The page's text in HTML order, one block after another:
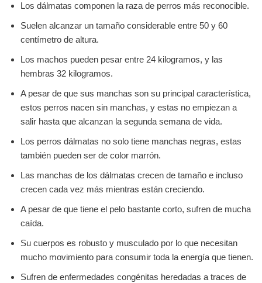
Los dálmatas componen la raza de perros más reconocible.
Suelen alcanzar un tamaño considerable entre 50 y 60
centímetro de altura.
Los machos pueden pesar entre 24 kilogramos, y las
hembras 32 kilogramos.
A pesar de que sus manchas son su principal característica,
estos perros nacen sin manchas, y estas no empiezan a
salir hasta que alcanzan la segunda semana de vida.
Los perros dálmatas no solo tiene manchas negras, estas
también pueden ser de color marrón.
Las manchas de los dálmatas crecen de tamaño e incluso
crecen cada vez más mientras están creciendo.
A pesar de que tiene el pelo bastante corto, sufren de mucha
caída.
Su cuerpos es robusto y musculado por lo que necesitan
mucho movimiento para consumir toda la energía que tienen.
Sufren de enfermedades congénitas heredadas a traces de